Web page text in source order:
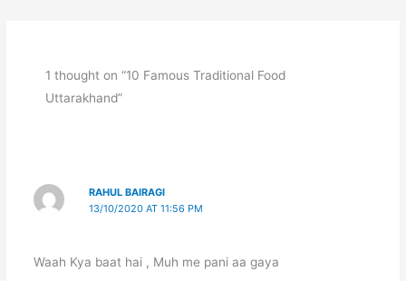
1 thought on “10 Famous Traditional Food
Uttarakhand”
RAHUL BAIRAGI
13/10/2020 AT 11:56 PM
Waah Kya baat hai , Muh me pani aa gaya